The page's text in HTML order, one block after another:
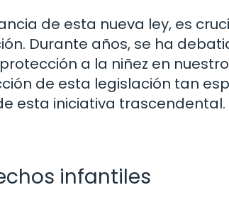
de esta nueva ley, es
Durante años, se ha
a la niñez en
de esta legislación tan
esta iniciativa trascendental.
infantiles